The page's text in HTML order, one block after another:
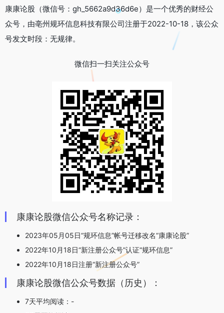
康康论股（微信号：gh_5662a9d36d6e）是一个优秀的财经公
众号，由亳州规环信息科技有限公司注册于2022-10-18，该公众
号发文时段：无规律。
微信扫一扫关注公众号
康康论股微信公众号名称记录：
2023年05月05日“规环信息”帐号迁移改名“康康论股”
2022年10月18日“新注册公众号”认证“规环信息”
2022年10月18日注册“新注册公众号”
康康论股微信公众号数据（历史）：
7天平均阅读：-